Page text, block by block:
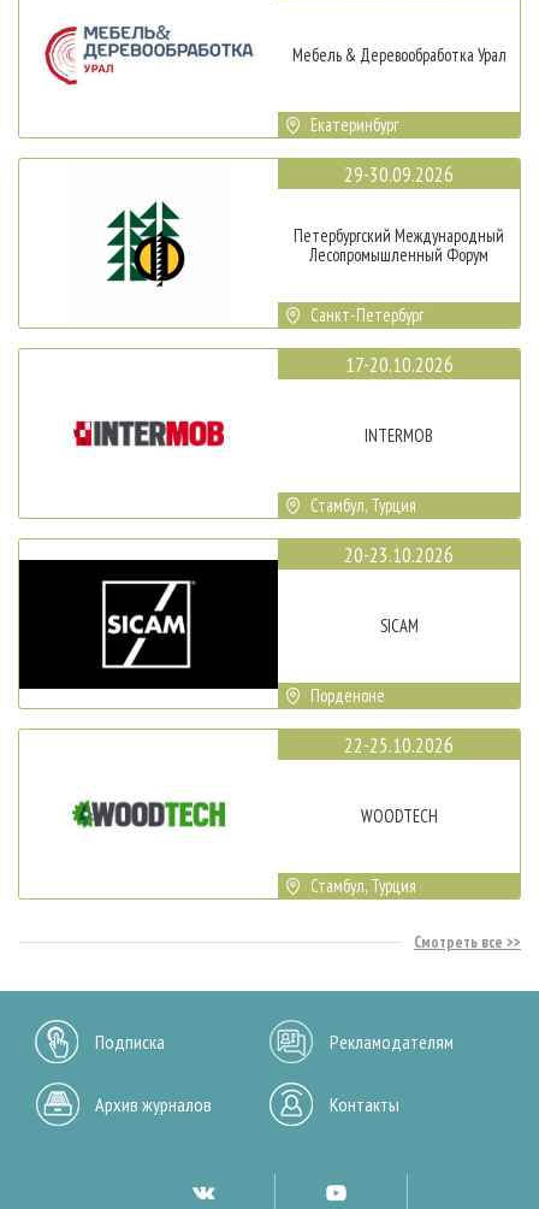
Мебель & Деревообработка Урал
Екатеринбург
29-30.09.2026
Петербургский Международный
Лесопромышленный Форум
Санкт-Петербург
17-20.10.2026
INTERMOB
Стамбул, Турция
20-23.10.2026
SICAM
Порденоне
22-25.10.2026
WOODTECH
Стамбул, Турция
Смотреть все
Подписка Рекламодателям
Архив журналов Контакты